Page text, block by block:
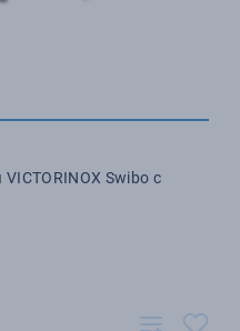
Swibo с